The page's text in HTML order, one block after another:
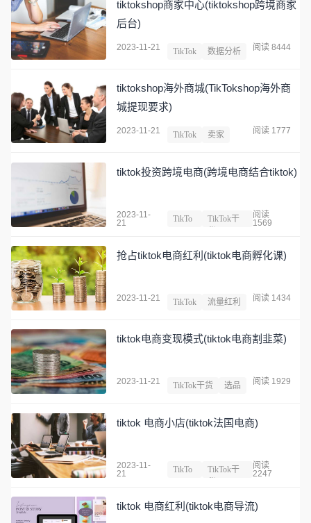
tiktokshop商家中心(tiktokshop跨境商家
后台)
2023-11-21 TikTok 数据分析 阅读 8444
tiktokshop海外商城(TikTokshop海外商
城提现要求)
2023-11-21 TikTok 卖家 阅读 1777
tiktok投资跨境电商(跨境电商结合tiktok)
2023-11-
21
TikTo
TikTok干
阅读
1569
抢占tiktok电商红利(tiktok电商孵化课)
2023-11-21 TikTok 流量红利 阅读 1434
tiktok电商变现模式(tiktok电商割韭菜)
2023-11-21 TikTok干货 选品 阅读 1929
tiktok 电商小店(tiktok法国电商)
2023-11-
21
TikTo
TikTok干
阅读
2247
tiktok 电商红利(tiktok电商导流)